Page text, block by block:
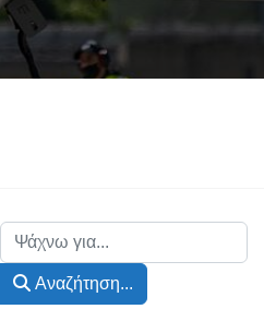
Αναζήτηση...
Αναζήτηση...